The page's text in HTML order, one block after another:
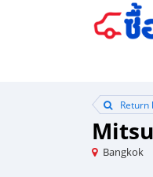
Return
Bangkok